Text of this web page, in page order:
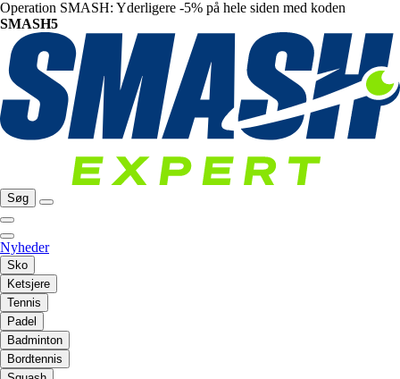
Operation SMASH: Yderligere -5% på hele siden med koden
SMASH5
Søg
Nyheder
Sko
Ketsjere
Tennis
Padel
Badminton
Bordtennis